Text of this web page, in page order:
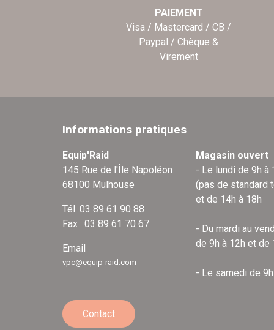
PAIEMENT
Visa / Mastercard / CB /
Paypal / Chèque &
Virement
Informations pratiques
Equip'Raid
145 Rue de l'Île Napoléon
68100 Mulhouse
Tél. 03 89 61 90 88
Fax : 03 89 61 70 67
Email
vpc@equip-raid.com
Magasin ouvert
- Le lundi de 9h à
(pas de standard
et de 14h à 18h
- Du mardi au
de 9h à 12h et de
- Le samedi de
Contact